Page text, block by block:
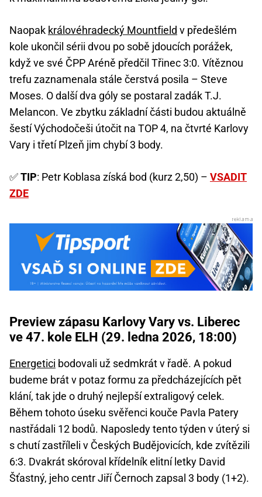
Naopak královéhradecký Mountfield v předešlém
kole ukončil sérii dvou po sobě jdoucích porážek,
když ve své ČPP Aréně předčil Třinec 3:0. Vítěznou
trefu zaznamenala stále čerstvá posila – Steve
Moses. O další dva góly se postaral zadák T.J.
Melancon. Ve zbytku základní části budou aktuálně
šestí Východočeši útočit na TOP 4, na čtvrté Karlovy
Vary i třetí Plzeň jim chybí 3 body.
✅TIP: Petr Koblasa získá bod (kurz 2,50) – VSADIT
ZDE
Preview zápasu Karlovy Vary vs. Liberec
ve 47. kole ELH (29. ledna 2026, 18:00)
Energetici bodovali už sedmkrát v řadě. A pokud
budeme brát v potaz formu za předcházejících pět
klání, tak jde o druhý nejlepší extraligový celek.
Během tohoto úseku svěřenci kouče Pavla Patery
nastřádali 12 bodů. Naposledy tento týden v úterý si
s chutí zastříleli v Českých Budějovicích, kde zvítězili
6:3. Dvakrát skóroval křídelník elitní letky David
Šťastný, jeho centr Jiří Černoch zapsal 3 body (1+2).